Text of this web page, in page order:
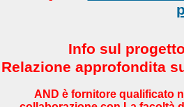
Info sul
Relazione approfondita
AND è fornitore qualificato